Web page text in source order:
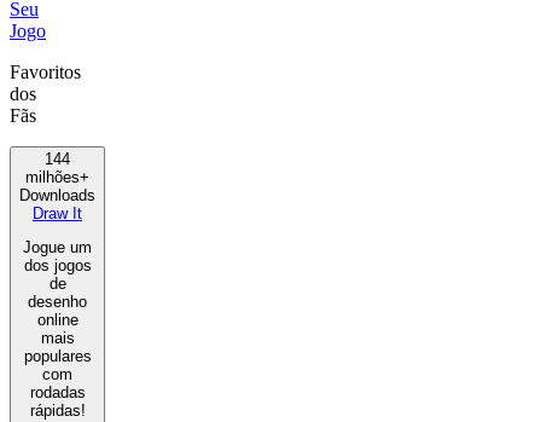
Seu
Jogo
Favoritos
dos
Fãs
144
milhões+
Downloads
Draw It
Jogue um
dos jogos
de
desenho
online
mais
populares
com
rodadas
rápidas!